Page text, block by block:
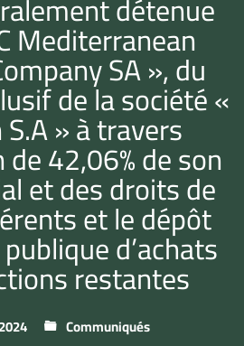
Mediterranean
SA », du
de la société «
» à travers
42,06% de son
et des droits de
et le dépôt
d’achats
restantes
Communiqués